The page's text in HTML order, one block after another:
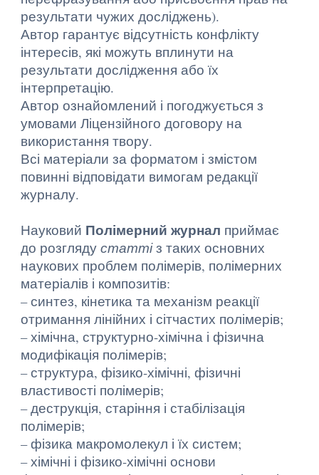
результати чужих досліджень).
Автор гарантує відсутність конфлікту
інтересів, які можуть вплинути на
результати дослідження або їх
інтерпретацію.
Автор ознайомлений і погоджується з
умовами Ліцензійного договору на
використання твору.
Всі матеріали за форматом і змістом
повинні відповідати вимогам редакції
журналу.
Науковий Полімерний журнал приймає
до розглядустаттіз таких основних
наукових проблем полімерів, полімерних
матеріалів і композитів:
– синтез, кінетика та механізм реакції
отримання лінійних і сітчастих полімерів;
– хімічна, структурно-хімічна і фізична
модифікація полімерів;
– структура, фізико-хімічні, фізичні
властивості полімерів;
– деструкція, старіння і стабілізація
полімерів;
– фізика макромолекул і їх систем;
– хімічні і фізико-хімічні основи